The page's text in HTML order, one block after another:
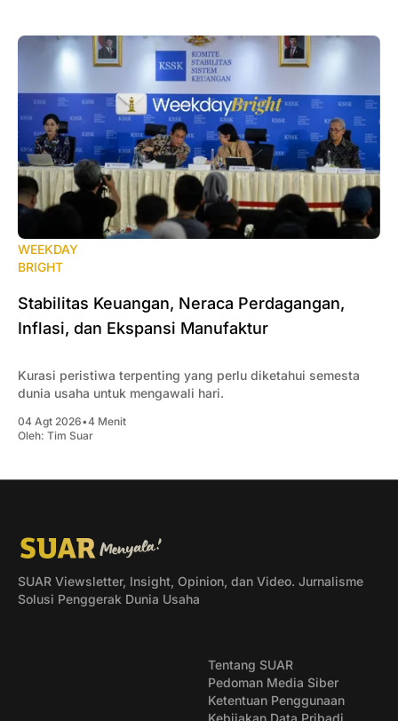
WEEKDAY
BRIGHT
Stabilitas Keuangan, Neraca Perdagangan,
Inflasi, dan Ekspansi Manufaktur
Kurasi peristiwa terpenting yang perlu diketahui semesta
dunia usaha untuk mengawali hari.
04 Agt 2026•4 Menit
Oleh: Tim Suar
SUAR Viewsletter, Insight, Opinion, dan Video. Jurnalisme
Solusi Penggerak Dunia Usaha
Tentang SUAR
Pedoman Media Siber
Ketentuan Penggunaan
Kebijakan Data Pribadi